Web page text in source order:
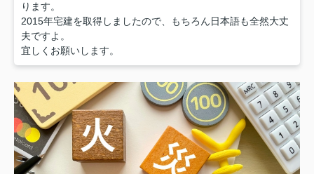
ります。
2015年宅建を取得しましたので、もちろん日本語も全然大丈
夫ですよ。
宜しくお願いします。